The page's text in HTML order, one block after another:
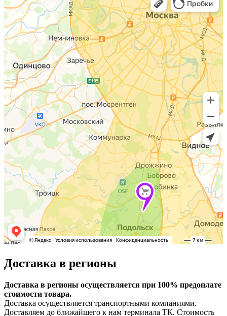
Доставка в регионы
Доставка в регионы осуществляется при 100% предоплате
стоимости товара.
Доставка осуществляется транспортными компаниями.
Доставляем до ближайшего к нам терминала ТК. Стоимость